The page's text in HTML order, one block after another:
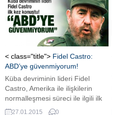
mahkum edildi.
< class="title"> Fidel Castro:
ABD’ye güvenmiyorum!
Küba devriminin lideri Fidel
Castro, Amerika ile ilişkilerin
normalleşmesi süreci ile ilgili ilk
kez konuştu. Castro,
27.01.2015 0